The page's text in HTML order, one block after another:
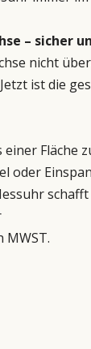
– sicher
nicht
ist die
Fläche
oder
MWST.